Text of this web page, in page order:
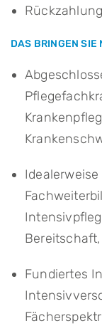
DAS BRINGEN SIE
Pflegefachkraft – vormals
Fundiertes